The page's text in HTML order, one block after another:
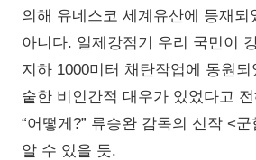
의해 유네스코 세계유산에 등재되
아니다. 일제강점기 우리 국민이
지하 1000미터 채탄작업에 동원
숱한 비인간적 대우가 있었다고
“어떻게?” 류승완 감독의 신작 <
알 수 있을 듯.